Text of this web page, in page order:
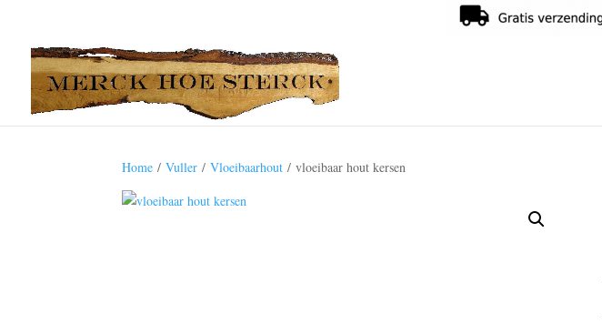
Home /Vuller /Vloeibaarhout / vloeibaar hout kersen